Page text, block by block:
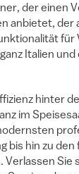
der einen
anbietet, der
Italien
hinter
im
bis hin zu den
Verlassen Sie